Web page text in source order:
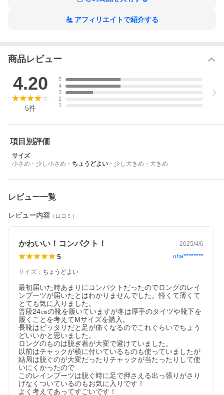
43DEGREES
アフィリエイトで紹介する
商品レビュー
4.20
5件
5
4
3
2
1
項目別評価
サイズ
小さめ ・ 少し小さめ ・ ちょうどよい ・ 少し大きめ ・ 大きめ
レビュー一覧
レビュー内容 （口コミ）
かわいい！コンパクト！ 2025/4/6
5 oha********
サイズ ： ちょうどよい
最初届いた時あまりにコンパクトだったのでロングのレイ
ンブーツが届いたとはわかりませんでした。軽くて薄くて
とても気に入りました。
普段24㎝の靴を履いていますが冬は厚手のタイツや靴下を
履くことを考えてMサイズを購入。
長靴はピッタリだと足が痛くなるのでこれぐらいでちょう
どいいかと思いました。
ロングのものは脱ぎ着が大変で避けていました。
以前はチャックが横に付いているものも使っていましたが
結局は脱ぐのが大変だったりチャックが当たったりして使
いにくかったので
このレインブーツは脱ぐ時に足で押さえる出っ張りがさり
げなくついているのもお気に入りです！
よく考えてあってすごいです！